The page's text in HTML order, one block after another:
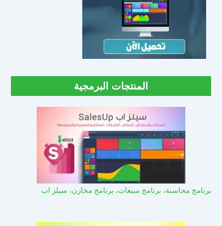
المنتجات البرمجية
برنامج محاسبة، برنامج مبيعات، برنامج مخازن، سيلز اب